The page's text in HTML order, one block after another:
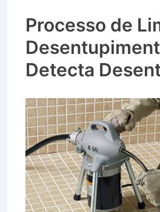
Processo de
Detecta